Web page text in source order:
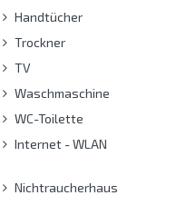
Handtücher
Trockner
TV
Waschmaschine
WC-Toilette
Internet - WLAN
Nichtraucherhaus